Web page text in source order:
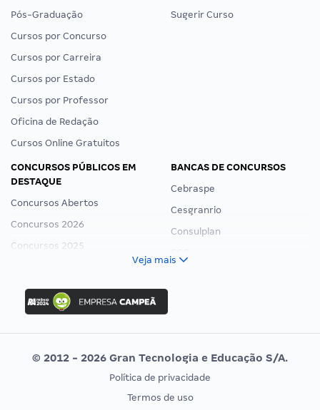
Pós-Graduação
Cursos por Concurso
Cursos por Carreira
Cursos por Estado
Cursos por Professor
Oficina de Redação
Cursos Online Gratuitos
Sugerir Curso
CONCURSOS PÚBLICOS EM
DESTAQUE
Concursos Abertos
Concursos 2026
Concursos 2025
Concurso Ibama
Concurso MPU
Editais publicados
BANCAS DE CONCURSOS
Cebraspe
Cesgranrio
Consulplan
Vunesp
CONCURSOS POR PROFISSÃO
EXAME DE ORDEM
Veja mais
© 2012 - 2026 Gran Tecnologia e Educação S/A.
Política de privacidade
Termos de uso